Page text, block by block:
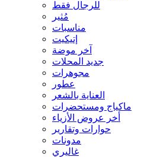
للرجال فقط
مُثير
مناسبات
إتيكيت
آخر موضة
جديد المحلات
مجوهرات
عطور
العناية بالشعر
ماكياج ومستحضرات
أخر عروض الأزياء
حوارات وتقارير
مدونات
غاليري